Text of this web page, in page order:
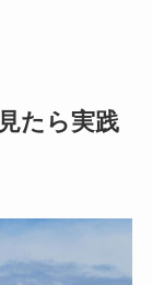
たら実践